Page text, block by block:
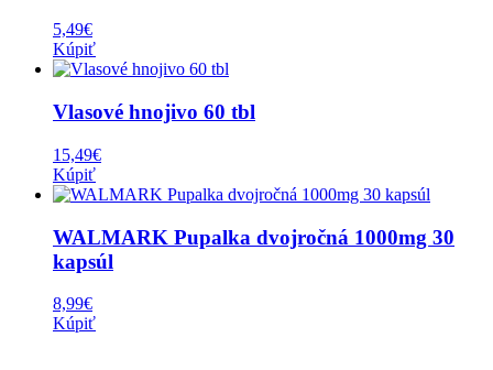
5,49€
Kúpiť
Vlasové hnojivo 60 tbl
15,49€
Kúpiť
WALMARK Pupalka dvojročná 1000mg 30
kapsúl
8,99€
Kúpiť